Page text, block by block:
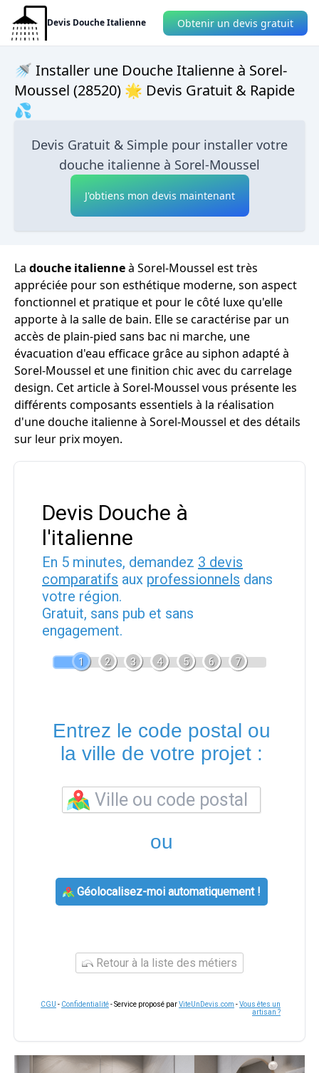
Devis Douche Italienne Obtenir un devis gratuit
🚿 Installer une Douche Italienne à Sorel-
Moussel (28520) 🌟 Devis Gratuit & Rapide
💦
Devis Gratuit & Simple pour installer votre
douche italienne à Sorel-Moussel
J'obtiens mon devis maintenant
La douche italienneà Sorel-Moussel est très
appréciée pour son esthétique moderne, son aspect
fonctionnel et pratique et pour le côté luxe qu'elle
apporte à la salle de bain. Elle se caractérise par un
accès de plain-pied sans bac ni marche, une
évacuation d'eau efficace grâce au siphon adapté à
Sorel-Moussel et une finition chic avec du carrelage
design. Cet article à Sorel-Moussel vous présente les
différents composants essentiels à la réalisation
d'une douche italienne à Sorel-Moussel et des détails
sur leur prix moyen.
Devis Douche à
l'italienne
En 5 minutes, demandez 3 devis
comparatifs aux professionnels dans
votre région.
Gratuit, sans pub et sans
engagement.
1 2 3 4 5 6 7
Entrez le code postal ou
la ville de votre projet :
ou
Géolocalisez-moi automatiquement !
Retour à la liste des métiers
CGU - Confidentialité- Service proposé parViteUnDevis.com -Vous êtes un
artisan ?